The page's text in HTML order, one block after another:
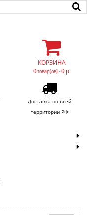
Доставка по всей
территории РФ
КОРЗИНА
0товар(ов) -0 р.